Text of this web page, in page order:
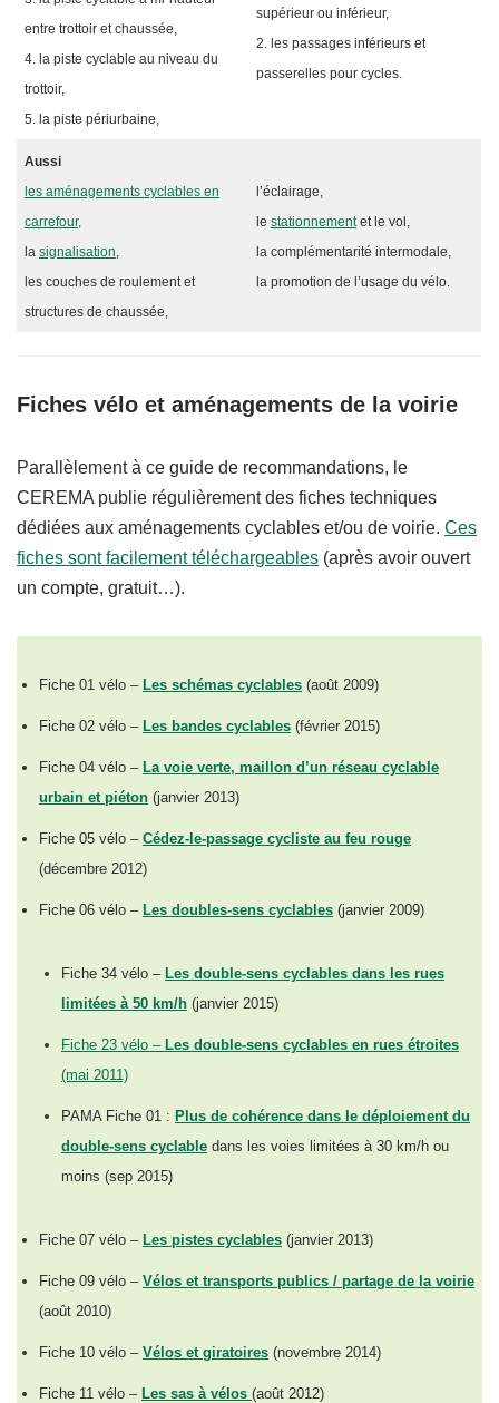
entre trottoir et chaussée,
4. la piste cyclable au niveau du
trottoir,
5. la piste périurbaine,
supérieur ou inférieur,
2. les passages inférieurs et
passerelles pour cycles.
Aussi
les aménagements cyclables en
carrefour,
la signalisation
les couches de roulement et
structures de chaussée,
l’éclairage,
le stationnementet le vol,
la complémentarité intermodale,
la promotion de l’usage du vélo.
Fiches vélo et aménagements de la voirie
Parallèlement à ce guide de recommandations, le
CEREMA publie régulièrement des fiches techniques
dédiées aux aménagements cyclables et/ou de voirie. Ces
fiches sont facilement téléchargeables (après avoir ouvert
un compte, gratuit…).
Fiche 01 vélo – Les schémas cyclables (août 2009)
Fiche 02 vélo – Les bandes cyclables (février 2015)
Fiche 04 vélo – La voie verte, maillon d’un réseau cyclable
urbain et piéton (janvier 2013)
Fiche 05 vélo – Cédez-le-passage cycliste au feu rouge
(décembre 2012)
Fiche 06 vélo – Les doubles-sens cyclables (janvier 2009)
Fiche 34 vélo – Les double-sens cyclables dans les rues
limitées à 50 km/h (janvier 2015)
Fiche 23 vélo – Les double-sens cyclables en rues étroites
(mai 2011)
PAMA Fiche 01 : Plus de cohérence dans le déploiement du
double-sens cyclable dans les voies limitées à 30 km/h ou
moins (sep 2015)
Fiche 07 vélo – Les pistes cyclables (janvier 2013)
Fiche 09 vélo – Vélos et transports publics / partage de la voirie
(août 2010)
Fiche 10 vélo – Vélos et giratoires (novembre 2014)
Fiche 11 vélo – Les sas à vélos (août 2012)